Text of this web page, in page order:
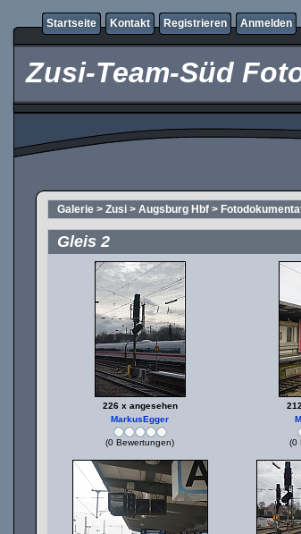
Startseite Kontakt Registrieren Anmelden
Zusi-Team-Süd
Galerie > Zusi > Augsburg Hbf >
Gleis 2
226 x angesehen
MarkusEgger
(0 Bewertungen) (0